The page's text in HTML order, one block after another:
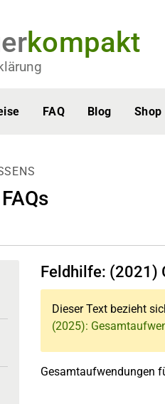
kompakt
FAQ Blog Shop
Feldhilfe: (2021)
Dieser Text bezieht
(2025):
Gesamtaufwendungen